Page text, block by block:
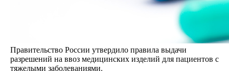
Правительство России утвердило правила выдачи
разрешений на ввоз медицинских изделий для пациентов с
тяжелыми заболеваниями.